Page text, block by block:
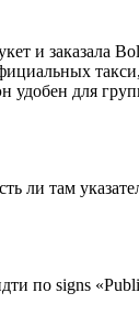
и заказала
удобен для
ли там
по signs